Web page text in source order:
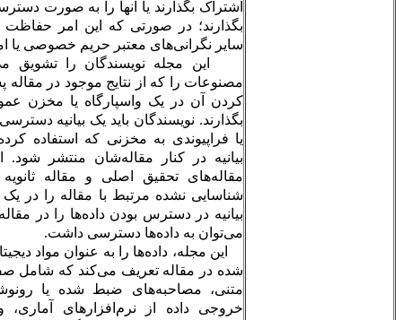
اشتراک بگذارند یا آنها را به صورت دسترسی آزاد در اختیار دیگران
بگذارند؛ در صورتی که این امر حفاظت از موضوعات انسانی یا
سایر نگرانی‌های معتبر حریم خصوصی یا امنیتی را نقض نمی‌کند.
این مجله نویسندگان را تشویق می‌کند تا داده‌ها و سایر
مصنوعات را که از نتایج موجود در مقاله پشتیبانی می‌کنند با آرشیو
کردن آن در یک واسپارگاه یا مخزن عمومی مناسب به اشتراک
بگذارند. نویسندگان باید یک بیانیه دسترسی به داده‌ها، شامل آدرس
یا فراپیوندی به مخزنی که استفاده کرده‌اند، داشته باشند تا این
بیانیه در کنار مقاله‌شان منتشر شود. این مجله از نویسندگان
مقاله‌های تحقیق اصلی و مقاله ثانویه می‌خواهد (۱) داده‌های
شناسایی نشده مرتبط با مقاله را در یک مخزن قرار دهند، و (۲)
بیانیه در دسترس بودن داده‌ها را در مقاله خود بگنجانند که چگونه
می‌توان به داده‌ها دسترسی داشت.
این مجله، داده‌ها را به عنوان مواد دیجیتالی زیربنای نتایج توصیف
شده در مقاله تعریف می‌کند که شامل صفحات گسترده، فایل‌های
متنی، مصاحبه‌های ضبط شده یا رونوشت‌ها، تصاویر، ویدئوها،
خروجی داده از نرم‌افزارهای آماری، و کدهای کامپیوتری، و